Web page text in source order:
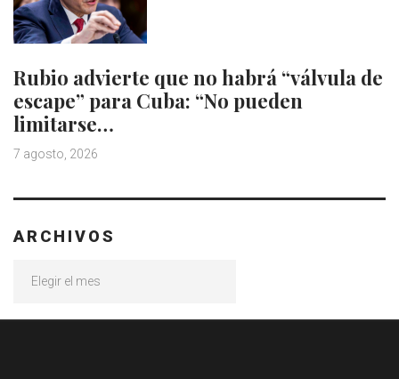
Rubio advierte que no habrá “válvula de
escape” para Cuba: “No pueden
limitarse…
7 agosto, 2026
ARCHIVOS